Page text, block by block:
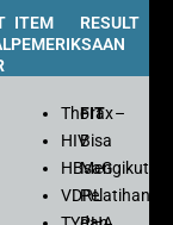
ITEM
PEMERIKSAAN
RESULT
Thorax
HIV
HBsaG
VDRL
FIT–
Bisa
Mengikuti
Pelatihan